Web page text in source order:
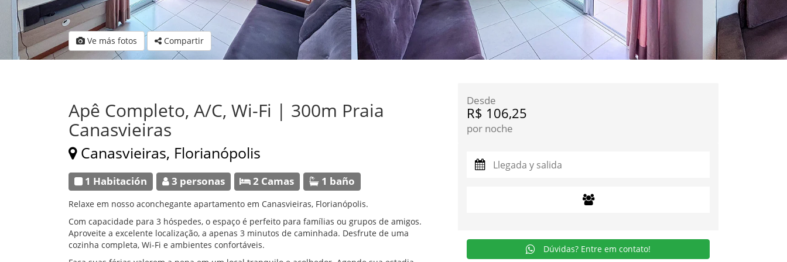
Ve más fotos Compartir
Apê Completo, A/C, Wi-Fi | 300m Praia
Canasvieiras
Canasvieiras, Florianópolis
1 Habitación 3 personas 2 Camas 1 baño
Relaxe em nosso aconchegante apartamento em Canasvieiras, Florianópolis.
Com capacidade para 3 hóspedes, o espaço é perfeito para famílias ou grupos de amigos.
Aproveite a excelente localização, a apenas 3 minutos de caminhada. Desfrute de uma
cozinha completa, Wi-Fi e ambientes confortáveis.
Desde
R$ 106,25
por noche
Dúvidas? Entre em contato!